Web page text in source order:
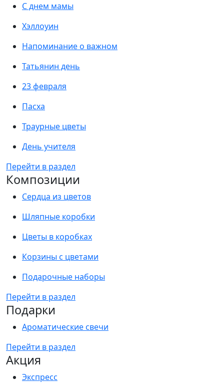
С днем мамы
Хэллоуин
Напоминание о важном
Татьянин день
23 февраля
Пасха
Траурные цветы
День учителя
Перейти в раздел
Композиции
Сердца из цветов
Шляпные коробки
Цветы в коробках
Корзины с цветами
Подарочные наборы
Перейти в раздел
Подарки
Ароматические свечи
Перейти в раздел
Акция
Экспресс